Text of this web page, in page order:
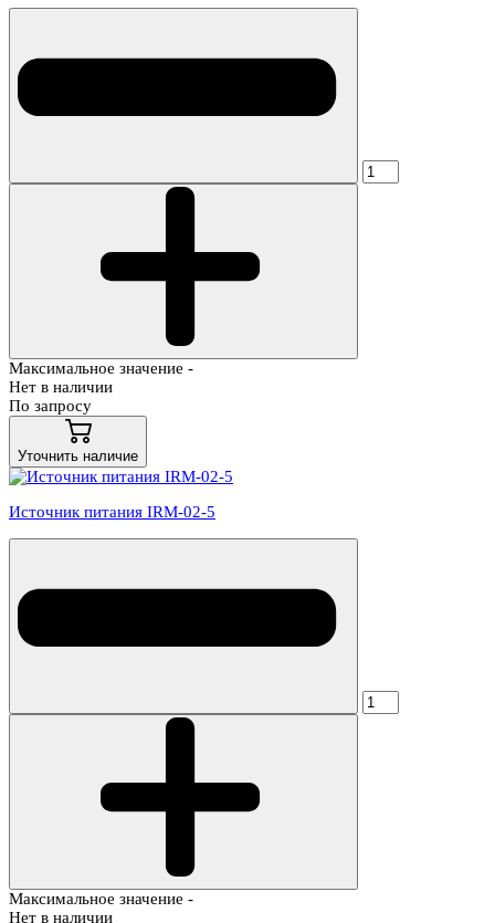
Максимальное значение -
Нет в наличии
По запросу
Уточнить наличие
Источник питания IRM-02-5
Максимальное значение -
Нет в наличии